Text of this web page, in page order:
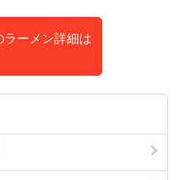
ーメン詳細は